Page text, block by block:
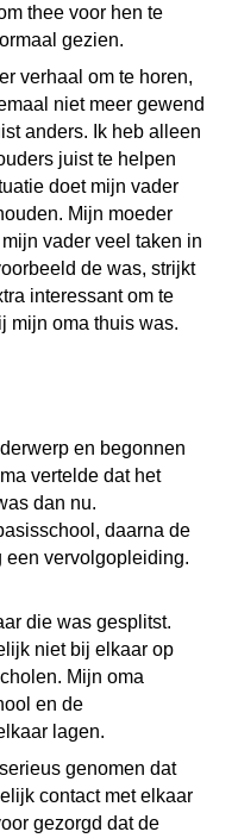
thee voor hen te
gezien.
verhaal om te horen,
niet meer gewend
anders. Ik heb alleen
juist te helpen
doet mijn vader
Mijn moeder
vader veel taken in
de was, strijkt
interessant om te
mijn oma thuis was.
en begonnen
vertelde dat het
dan nu.
daarna de
een vervolgopleiding.
die was gesplitst.
niet bij elkaar op
Mijn oma
en de
lagen.
genomen dat
contact met elkaar
gezorgd dat de